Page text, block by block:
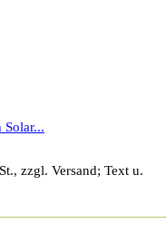
Solar...
zzgl. Versand; Text u.